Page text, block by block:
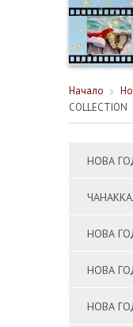
Начало
COLLECTION
НОВА
НОВА
НОВА
НОВА